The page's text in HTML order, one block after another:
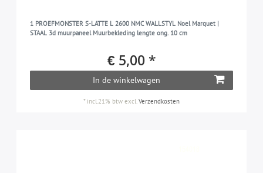
1 PROEFMONSTER S-LATTE L 2600 NMC WALLSTYL Noel Marquet |
STAAL 3d muurpaneel Muurbekleding lengte ong. 10 cm
€ 5,00 *
In de winkelwagen
* incl.21% btw excl.Verzendkosten